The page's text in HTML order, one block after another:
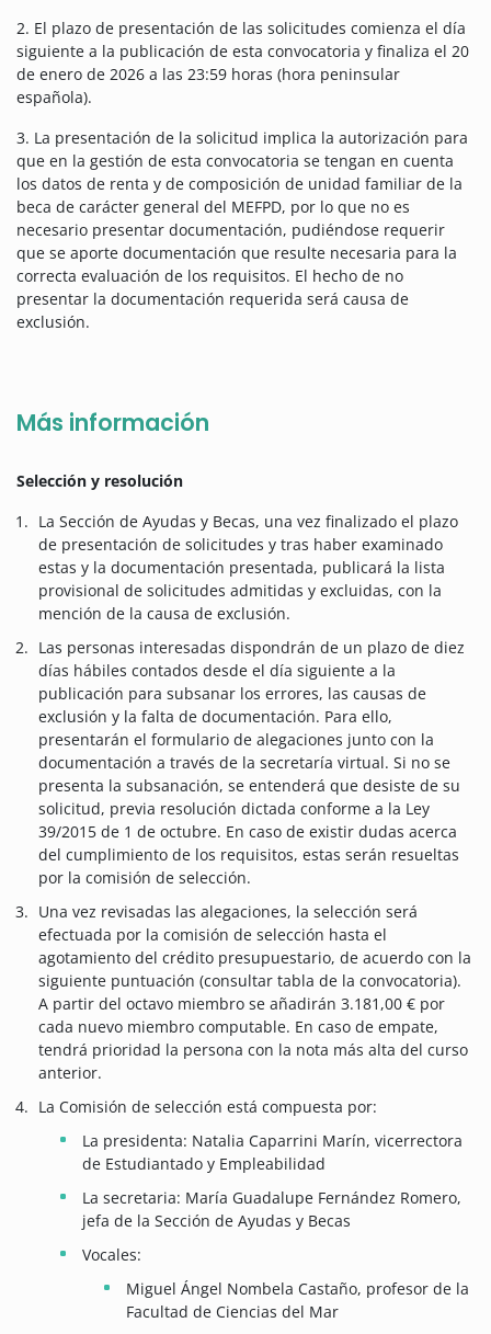
2. El plazo de presentación de las solicitudes comienza el día
siguiente a la publicación de esta convocatoria y finaliza el 20
de enero de 2026 a las 23:59 horas (hora peninsular
española).
3. La presentación de la solicitud implica la autorización para
que en la gestión de esta convocatoria se tengan en cuenta
los datos de renta y de composición de unidad familiar de la
beca de carácter general del MEFPD, por lo que no es
necesario presentar documentación, pudiéndose requerir
que se aporte documentación que resulte necesaria para la
correcta evaluación de los requisitos. El hecho de no
presentar la documentación requerida será causa de
exclusión.
Más información
Selección y resolución
La Sección de Ayudas y Becas, una vez finalizado el plazo
de presentación de solicitudes y tras haber examinado
estas y la documentación presentada, publicará la lista
provisional de solicitudes admitidas y excluidas, con la
mención de la causa de exclusión.
Las personas interesadas dispondrán de un plazo de diez
días hábiles contados desde el día siguiente a la
publicación para subsanar los errores, las causas de
exclusión y la falta de documentación. Para ello,
presentarán el formulario de alegaciones junto con la
documentación a través de la secretaría virtual. Si no se
presenta la subsanación, se entenderá que desiste de su
solicitud, previa resolución dictada conforme a la Ley
39/2015 de 1 de octubre. En caso de existir dudas acerca
del cumplimiento de los requisitos, estas serán resueltas
por la comisión de selección.
Una vez revisadas las alegaciones, la selección será
efectuada por la comisión de selección hasta el
agotamiento del crédito presupuestario, de acuerdo con la
siguiente puntuación (consultar tabla de la convocatoria).
A partir del octavo miembro se añadirán 3.181,00 € por
cada nuevo miembro computable. En caso de empate,
tendrá prioridad la persona con la nota más alta del curso
anterior.
La Comisión de selección está compuesta por:
La presidenta: Natalia Caparrini Marín, vicerrectora
de Estudiantado y Empleabilidad
La secretaria: María Guadalupe Fernández Romero,
jefa de la Sección de Ayudas y Becas
Vocales:
Miguel Ángel Nombela Castaño, profesor de la
Facultad de Ciencias del Mar